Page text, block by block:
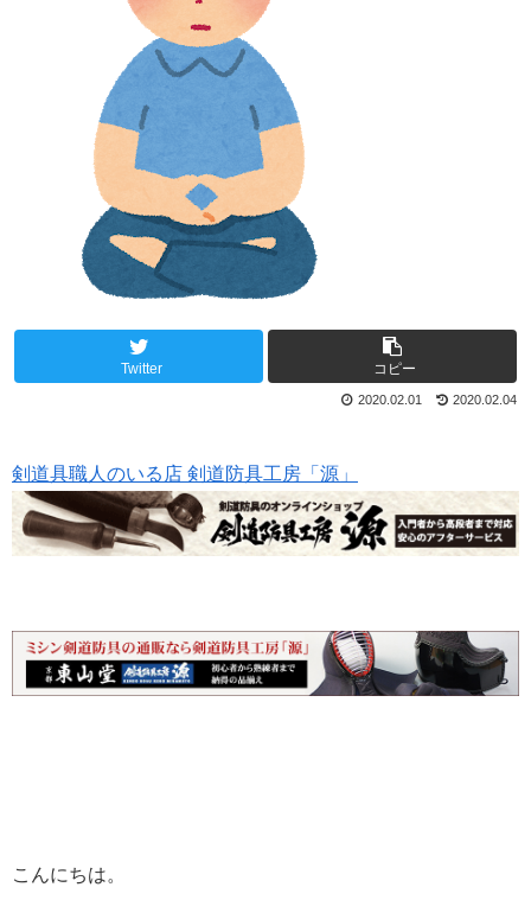
Twitter コピー
2020.02.04
2020.02.01
剣道具職人のいる店 剣道防具工房「源」
こんにちは。